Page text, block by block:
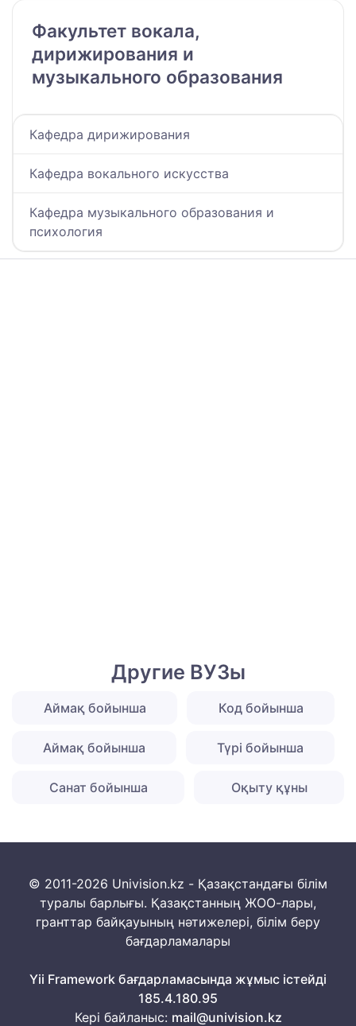
Факультет вокала,
дирижирования и
музыкального образования
Кафедра дирижирования
Кафедра вокального искусства
Кафедра музыкального образования и
психология
Другие ВУЗы
Аймақ бойынша Код бойынша
Аймақ бойынша Түрі бойынша
Санат бойынша Оқыту құны
© 2011-2026 Univision.kz - Қазақстандағы білім
туралы барлығы. Қазақстанның ЖОО-лары,
гранттар байқауының нәтижелері, білім беру
бағдарламалары
Yii Framework бағдарламасында жұмыс істейді
185.4.180.95
Кері байланыс: mail@univision.kz